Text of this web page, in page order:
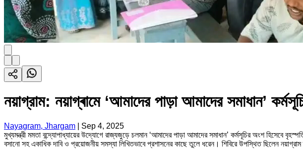
নয়াগ্রাম: নয়াগ্ৰামে ‘আমাদের পাড়া আমাদের সমাধান’
Nayagram, Jhargam
Sep 4, 2025
মুখ্যমন্ত্রী মমতা বন্দ্যোপাধ্যায়ের উদ্যোগে রাজ্যজুড়ে চলমান ‘আমাদের পাড়া আমাদের সমাধান’ কর্মসূচির অংশ হিসেবে
বসানো সহ একাধিক দাবি ও প্রয়োজনীয় সমস্যা লিখিতভাবে প্রশাসনের কাছে তুলে ধরেন। শিবিরে উপস্থিত ছিলেন